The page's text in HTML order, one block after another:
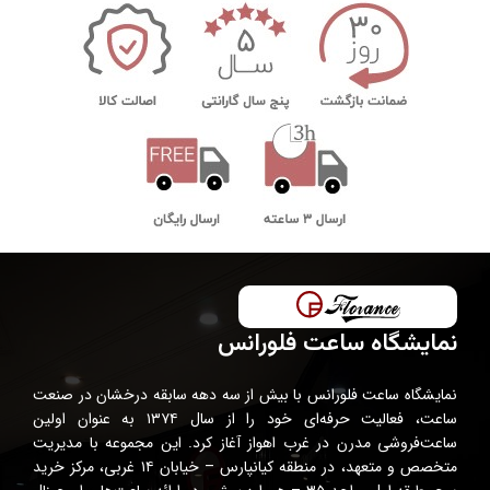
نمایشگاه ساعت فلورانس
نمایشگاه ساعت فلورانس با بیش از سه دهه سابقه درخشان در صنعت
ساعت، فعالیت حرفه‌ای خود را از سال ۱۳۷۴ به عنوان اولین
ساعت‌فروشی مدرن در غرب اهواز آغاز کرد. این مجموعه با مدیریت
متخصص و متعهد، در منطقه کیانپارس – خیابان ۱۴ غربی، مرکز خرید